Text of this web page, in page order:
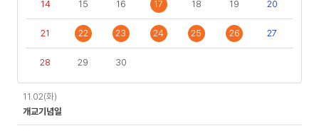
14 15 16 17 18 19 20
21 22 23 24 25 26 27
28 29 30
11.02(화)
개교기념일